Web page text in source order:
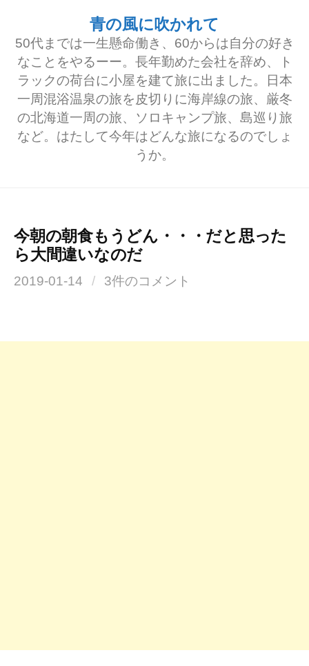
青の風に吹かれて
50代までは一生懸命働き、60からは自分の好き
なことをやるーー。長年勤めた会社を辞め、ト
ラックの荷台に小屋を建て旅に出ました。日本
一周混浴温泉の旅を皮切りに海岸線の旅、厳冬
の北海道一周の旅、ソロキャンプ旅、島巡り旅
など。はたして今年はどんな旅になるのでしょ
うか。
今朝の朝食もうどん・・・だと思った
ら大間違いなのだ
2019-01-14 / 3件のコメント